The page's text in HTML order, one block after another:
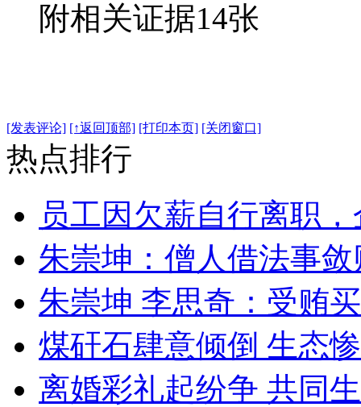
附相关证据14张
[发表评论] [↑返回顶部] [打印本页] [关闭窗口]
热点排行
员工因欠薪自行离职
朱崇坤：僧人借法事
朱崇坤 李思奇：受贿
煤矸石肆意倾倒 生态
离婚彩礼起纷争 共同